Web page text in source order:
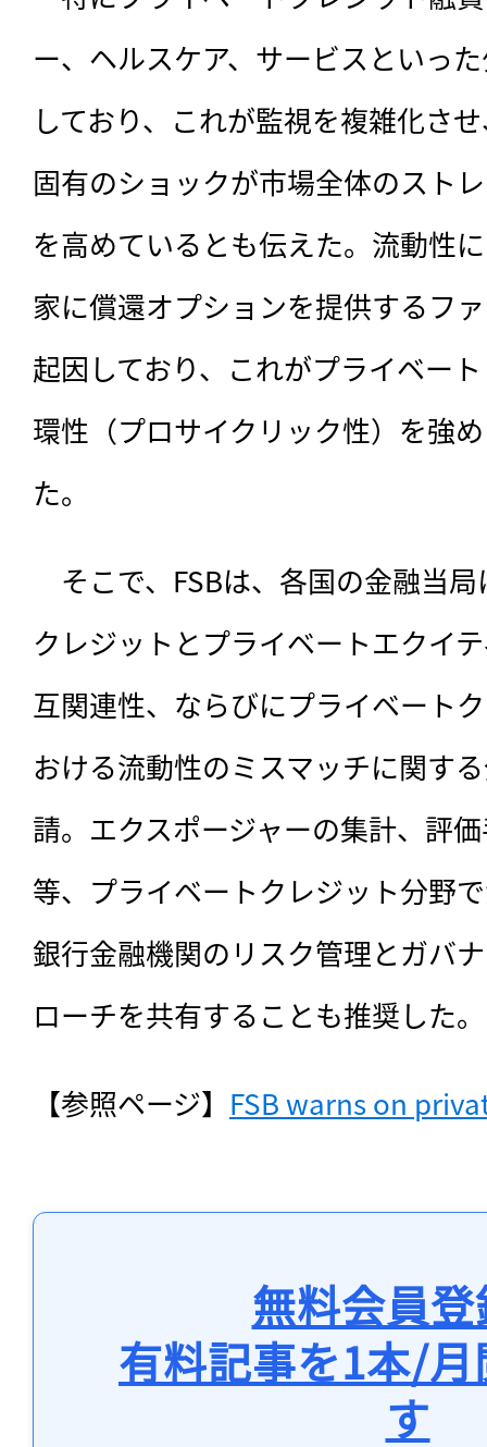
ー、ヘルスケア、サービスといっ
しており、これが監視を複雑化さ
固有のショックが市場全体のスト
を高めているとも伝えた。流動性
家に償還オプションを提供するフ
起因しており、これがプライベー
環性（プロサイクリック性）を強
た。
そこで、FSBは、各国の金融当
クレジットとプライベートエクイ
互関連性、ならびにプライベート
おける流動性のミスマッチに関す
請。エクスポージャーの集計、評
等、プライベートクレジット分野
銀行金融機関のリスク管理とガバ
ローチを共有することも推奨した。
【参照ページ】 FSB warns on
無料会員
有料記事を1本/
す